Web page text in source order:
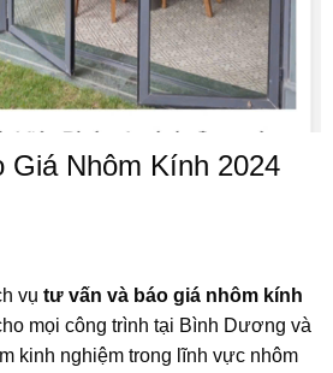
Giá Nhôm Kính 2024
vụ tư vấn và báo giá nhôm kính
mọi công trình tại Bình Dương và
kinh nghiệm trong lĩnh vực nhôm